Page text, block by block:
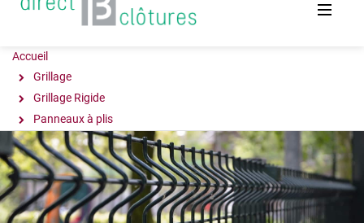
Accueil
Grillage
Grillage Rigide
Panneaux à plis